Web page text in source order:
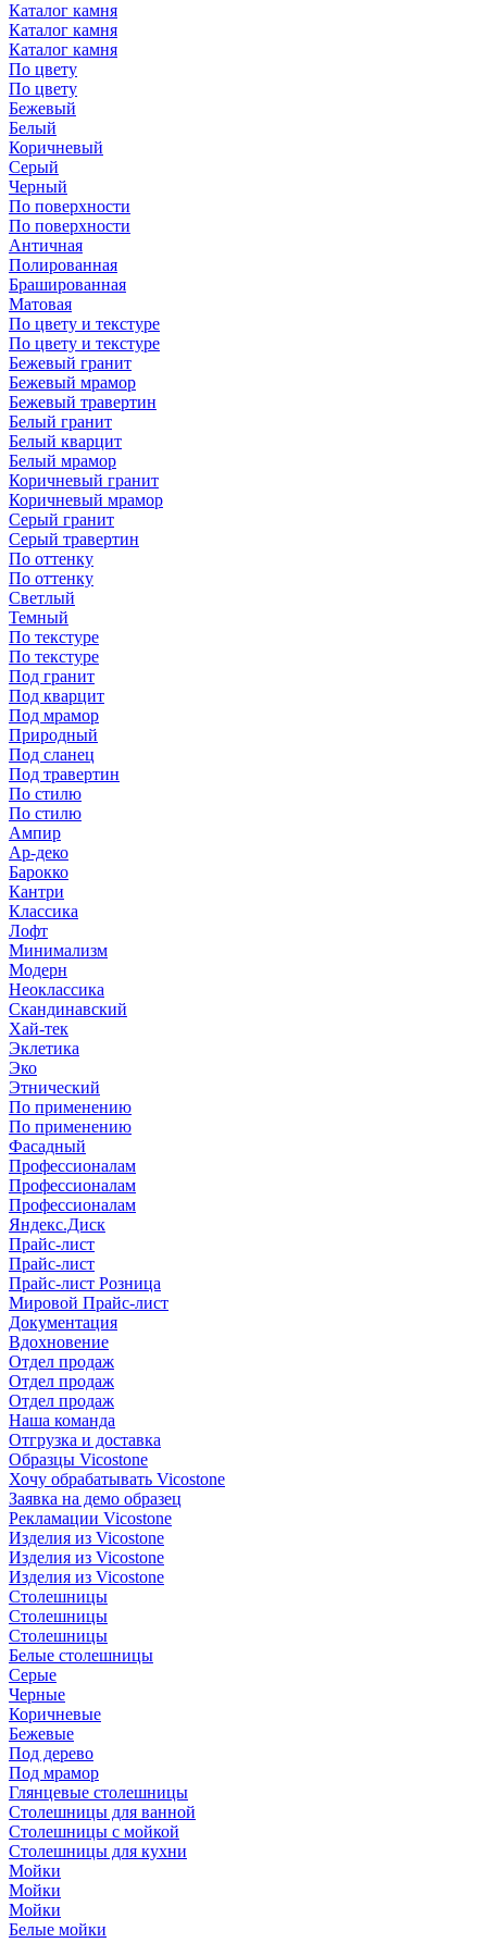
Каталог камня
Каталог камня
Каталог камня
По цвету
По цвету
Бежевый
Белый
Коричневый
Серый
Черный
По поверхности
По поверхности
Античная
Полированная
Брашированная
Матовая
По цвету и текстуре
По цвету и текстуре
Бежевый гранит
Бежевый мрамор
Бежевый травертин
Белый гранит
Белый кварцит
Белый мрамор
Коричневый гранит
Коричневый мрамор
Серый гранит
Серый травертин
По оттенку
По оттенку
Светлый
Темный
По текстуре
По текстуре
Под гранит
Под кварцит
Под мрамор
Природный
Под сланец
Под травертин
По стилю
По стилю
Ампир
Ар-деко
Барокко
Кантри
Классика
Лофт
Минимализм
Модерн
Неоклассика
Скандинавский
Хай-тек
Эклетика
Эко
Этнический
По применению
По применению
Фасадный
Профессионалам
Профессионалам
Профессионалам
Яндекс.Диск
Прайс-лист
Прайс-лист
Прайс-лист Розница
Мировой Прайс-лист
Документация
Вдохновение
Отдел продаж
Отдел продаж
Отдел продаж
Наша команда
Отгрузка и доставка
Образцы Vicostone
Хочу обрабатывать Vicostone
Заявка на демо образец
Рекламации Vicostone
Изделия из Vicostone
Изделия из Vicostone
Изделия из Vicostone
Столешницы
Столешницы
Столешницы
Белые столешницы
Серые
Черные
Коричневые
Бежевые
Под дерево
Под мрамор
Глянцевые столешницы
Столешницы для ванной
Столешницы с мойкой
Столешницы для кухни
Мойки
Мойки
Мойки
Белые мойки